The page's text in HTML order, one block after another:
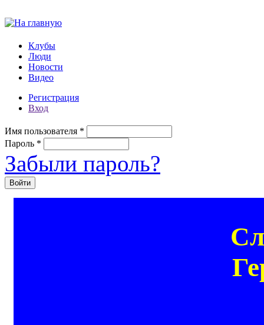
Клубы
Люди
Новости
Видео
Регистрация
Вход
Имя пользователя *
Пароль *
Забыли пароль?